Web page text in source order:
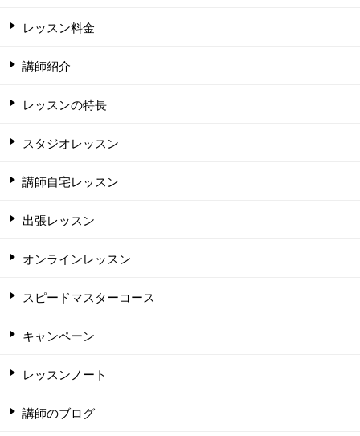
レッスン料金
講師紹介
レッスンの特長
スタジオレッスン
講師自宅レッスン
出張レッスン
オンラインレッスン
スピードマスターコース
キャンペーン
レッスンノート
講師のブログ